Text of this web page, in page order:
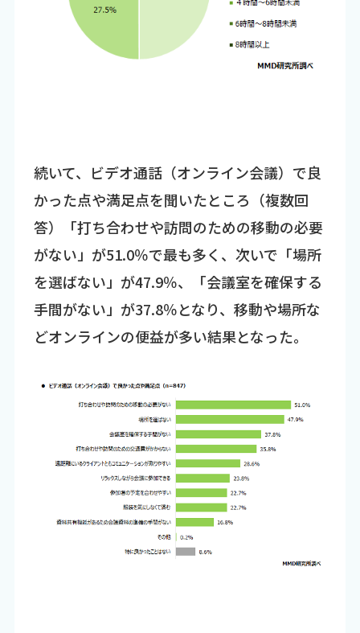
続いて、ビデオ通話（オンライン会議）で良
かった点や満足点を聞いたところ（複数回
答）「打ち合わせや訪問のための移動の必要
がない」が51.0％で最も多く、次いで「場所
を選ばない」が47.9％、「会議室を確保する
手間がない」が37.8％となり、移動や場所な
どオンラインの便益が多い結果となった。